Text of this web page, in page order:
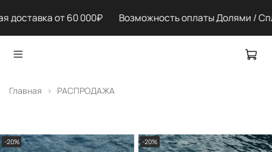
доставка от 60 000₽ Возможность оплаты Долями /
Главная РАСПРОДАЖА
-20% -20%